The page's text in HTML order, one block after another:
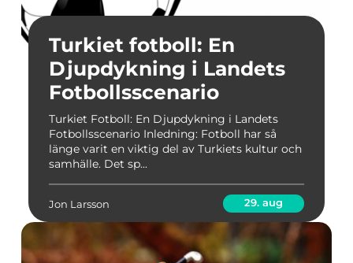
Turkiet fotboll: En
Djupdykning i Landets
Fotbollsscenario
Turkiet Fotboll: En Djupdykning i Landets
Fotbollsscenario Inledning: Fotboll har så
länge varit en viktig del av Turkiets kultur och
samhälle. Det sp...
Jon Larsson 29. aug